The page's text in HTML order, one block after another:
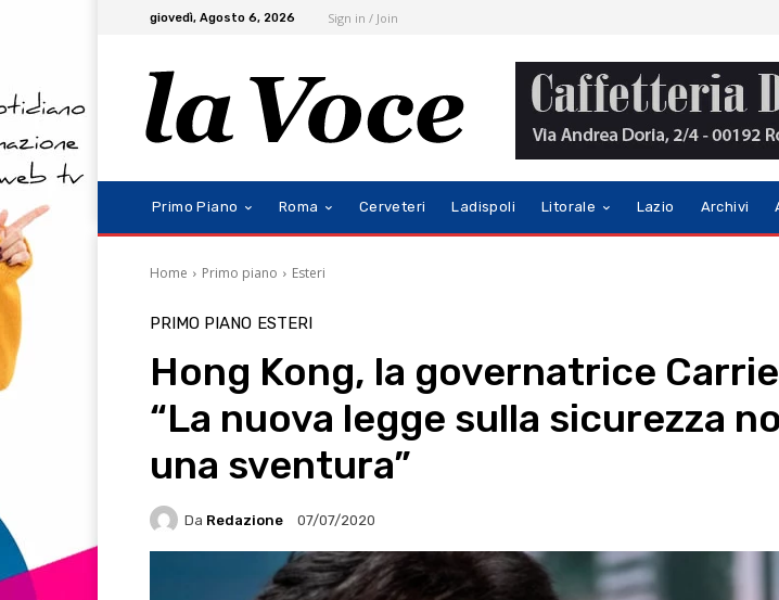
giovedì, Agosto 6, 2026 Sign in / Join
Primo Piano Roma Cerveteri Ladispoli Litorale Lazio Archivi
Home Primo piano Esteri
PRIMO PIANO ESTERI
Hong Kong, la governatrice
“La nuova legge sulla sicurezza
una sventura”
Da Redazione 07/07/2020